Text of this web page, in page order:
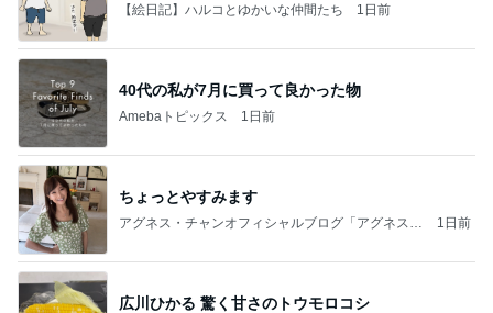
【絵日記】ハルコとゆかいな仲間たち 1日前
40代の私が7月に買って良かった物
Amebaトピックス 1日前
ちょっとやすみます
アグネス・チャンオフィシャルブログ「アグネスち
1日前
広川ひかる 驚く甘さのトウモロコシ